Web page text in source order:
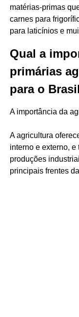
matérias-primas
carnes para
para laticínios e
Qual a
primárias
para o
A importância da
A agricultura
interno e externo,
produções
principais frentes